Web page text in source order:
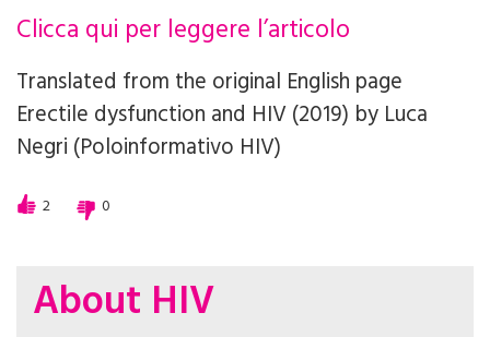
Clicca qui per leggere l’articolo
Translated from the original English page
Erectile dysfunction and HIV (2019) by Luca
Negri (Poloinformativo HIV)
2 0
About HIV